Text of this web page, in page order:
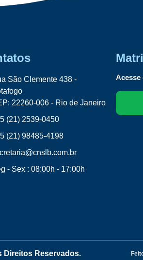
São Clemente 438 -
22260-006 - Rio de Janeiro
(21) 2539-0450
(21) 98485-4198
- Sex : 08:00h - 17:00h
Acesse
Direitos Reservados.